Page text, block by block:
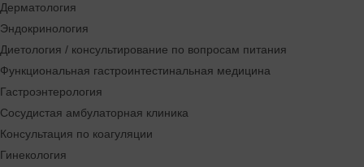
Дерматология
Эндокринология
Диетология / консультирование по вопросам питания
Функциональная гастроинтестинальная медицина
Гастроэнтерология
Сосудистая амбулаторная клиника
Консультация по коагуляции
Гинекология